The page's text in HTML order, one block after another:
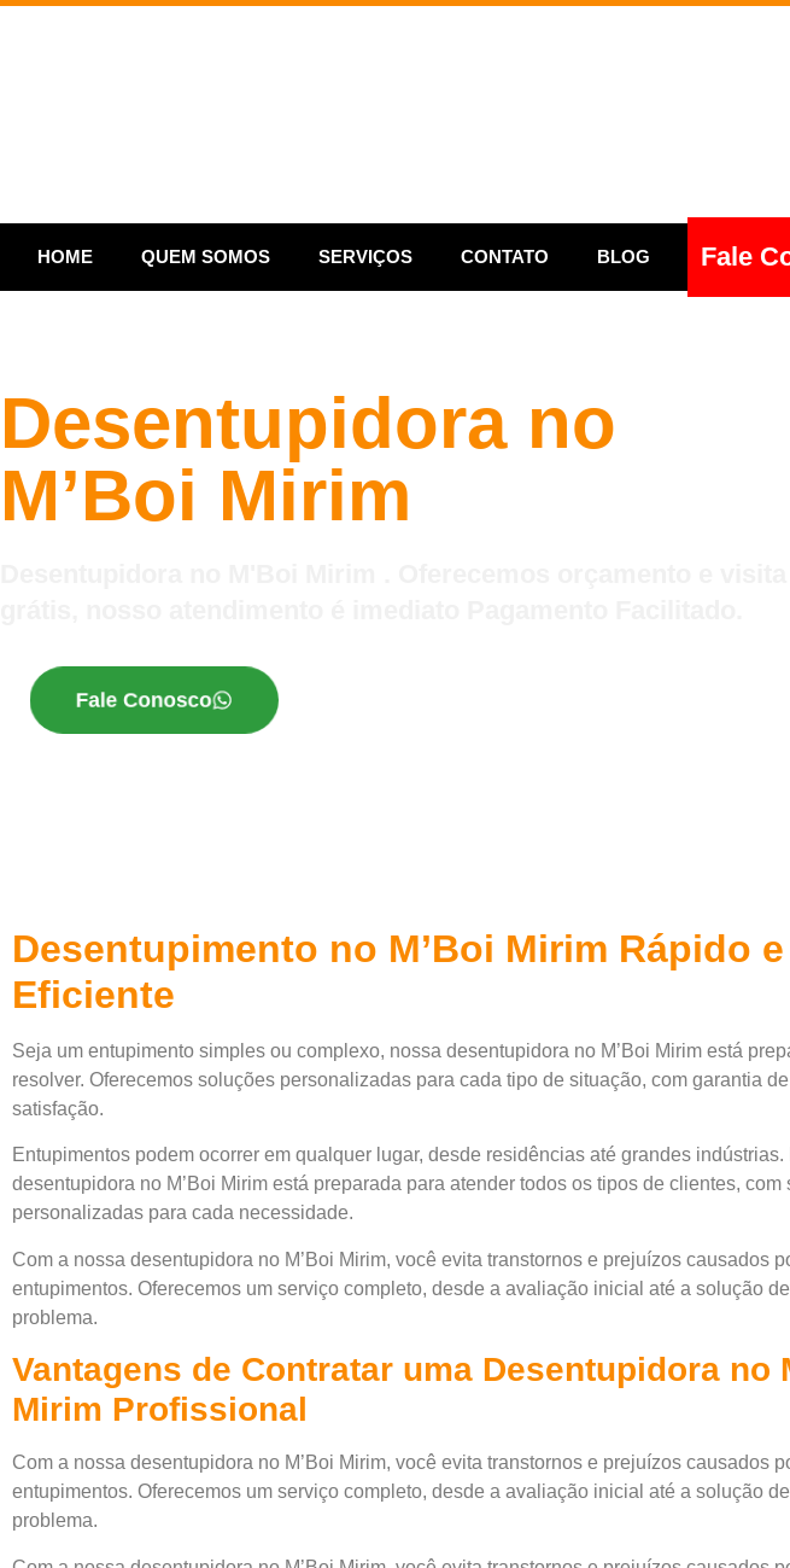
HOME QUEM SOMOS SERVIÇOS CONTATO BLOG Fale
Desentupidora no
M’Boi Mirim
Fale Conosco
Desentupimento no M’Boi Mirim Rápido e
Eficiente
Seja um entupimento simples ou complexo, nossa desentupidora no M’Boi Mirim está
resolver. Oferecemos soluções personalizadas para cada tipo de situação, com garantia de
satisfação.
Entupimentos podem ocorrer em qualquer lugar, desde residências até grandes indústrias.
desentupidora no M’Boi Mirim está preparada para atender todos os tipos de clientes, com
personalizadas para cada necessidade.
Com a nossa desentupidora no M’Boi Mirim, você evita transtornos e prejuízos causados
entupimentos. Oferecemos um serviço completo, desde a avaliação inicial até a solução
problema.
Vantagens de Contratar uma Desentupidora no
Mirim Profissional
Com a nossa desentupidora no M’Boi Mirim, você evita transtornos e prejuízos causados
entupimentos. Oferecemos um serviço completo, desde a avaliação inicial até a solução
problema.